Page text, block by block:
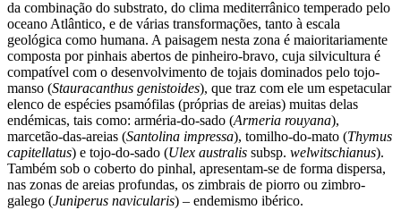
da combinação do substrato, do clima mediterrânico temperado pelo
oceano Atlântico, e de várias transformações, tanto à escala
geológica como humana. A paisagem nesta zona é maioritariamente
composta por pinhais abertos de pinheiro-bravo, cuja silvicultura é
compatível com o desenvolvimento de tojais dominados pelo tojo-
manso (Stauracanthus genistoides), que traz com ele um espetacular
elenco de espécies psamófilas (próprias de areias) muitas delas
endémicas, tais como: arméria-do-sado (Armeria rouyana),
marcetão-das-areias (Santolina impressa), tomilho-do-mato (Thymus
capitellatus) e tojo-do-sado (Ulex australis subsp. welwitschianus).
Também sob o coberto do pinhal, apresentam-se de forma dispersa,
nas zonas de areias profundas, os zimbrais de piorro ou zimbro-
galego (Juniperus navicularis) – endemismo ibérico.